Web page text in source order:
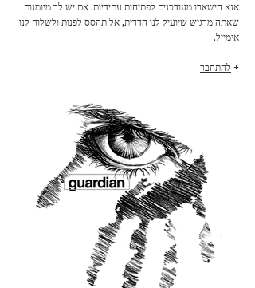
אנא הישארו מעודכנים לפתיחות עתידיות. אם יש לך מיומנות
שאתה מרגיש שיועיל לנו הדדית, אל תהסס לפנות ולשלוח לנו
אימייל.
+ להתחבר